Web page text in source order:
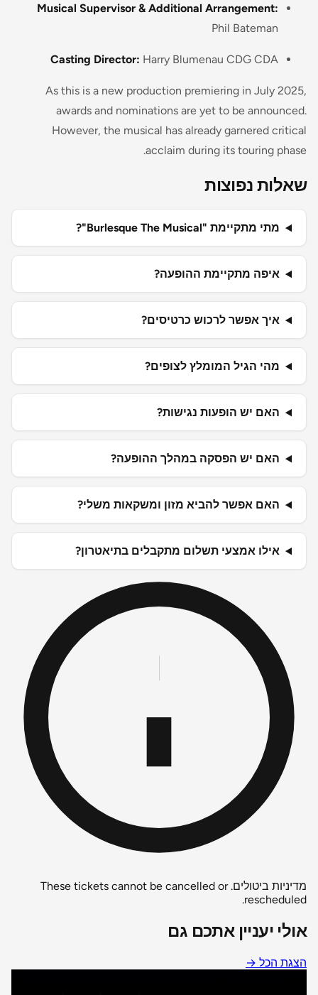
Musical Supervisor & Additional Arrangement:
Phil Bateman​
Casting Director: Harry Blumenau CDG CDA​
As this is a new production premiering in July 2025,
awards and nominations are yet to be announced.
However, the musical has already garnered critical
acclaim during its touring phase.
שאלות נפוצות
מתי מתקיימת "Burlesque The Musical"?
איפה מתקיימת ההופעה?
איך אפשר לרכוש כרטיסים?
מהי הגיל המומלץ לצופים?
האם יש הופעות נגישות?
האם יש הפסקה במהלך ההופעה?
האם אפשר להביא מזון ומשקאות משלי?
אילו אמצעי תשלום מתקבלים בתיאטרון?
מדיניות ביטולים. These tickets cannot be cancelled or
rescheduled.
אולי יעניין אתכם גם
הצגת הכל →